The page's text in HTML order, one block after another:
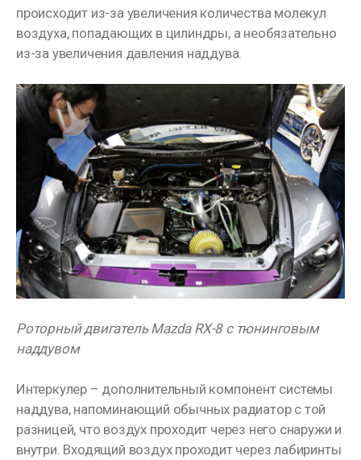
происходит из-за увеличения количества молекул
воздуха, попадающих в цилиндры, а необязательно
из-за увеличения давления наддува.
Роторный двигатель Mazda RX-8 с тюнинговым
наддувом
Интеркулер – дополнительный компонент системы
наддува, напоминающий обычных радиатор с той
разницей, что воздух проходит через него снаружи и
внутри. Входящий воздух проходит через лабиринты